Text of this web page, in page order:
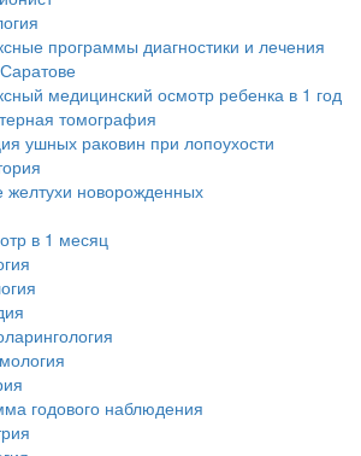
программы диагностики и лечения
медицинский осмотр ребенка в 1 год
томография
ушных раковин при лопоухости
желтухи новорожденных
в 1 месяц
годового наблюдения